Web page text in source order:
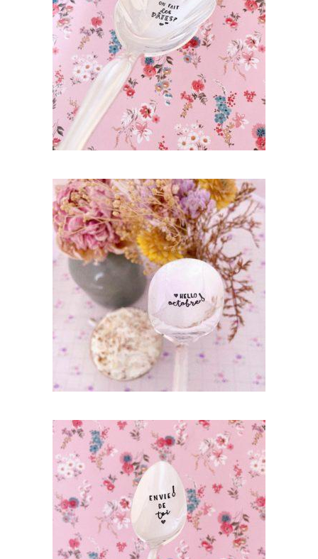
GRANDE CUILLÈRE À SERVIR GRAVÉE
VINTAGE : ON FAIT DES PÂTES ?
65,00€
LIRE LA SUITE
CUILLÈRE ATYPIQUE GRAVÉE VINTAGE :
HELLO OCTOBRE
35,00
AJOUTER AU PANIER
CHOOSE – MINI CUILLÈRE ATYPIQUE
GRAVÉE VINTAGE : ENVIE DE TOI
35,00€
AJOUTER AU PANIER